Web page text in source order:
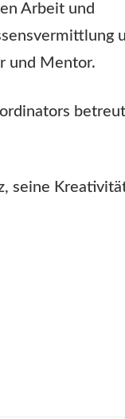
Arbeit und
und Mentor.
seine